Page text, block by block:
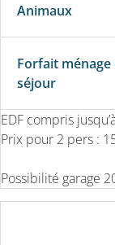
Animaux
Forfait ménage
séjour
EDF compris
Prix pour 2 pers :
Possibilité garage